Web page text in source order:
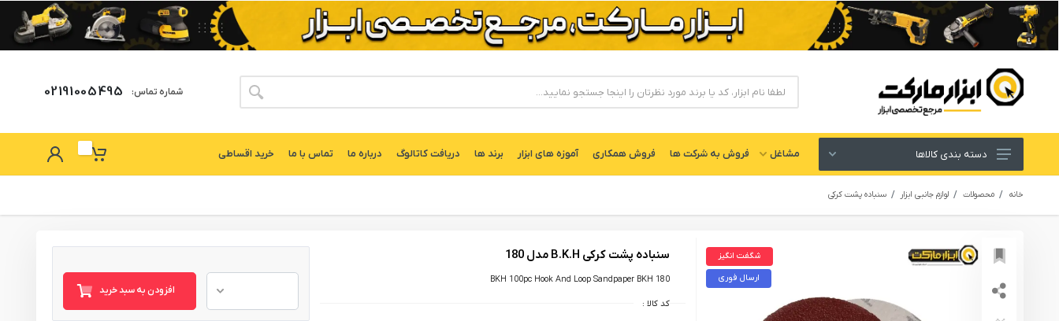
شماره تماس: 02191005495
ابزار های برقی و شارژی
لوازم جانبی ابزار
ابزار های دستی و عمومی
ابزار های بادی یا پنوماتیک
دسته بندی کالاها مشاغل فروش به شركت ها فروش همکاری آموزه های ابزار برند ها دریافت کاتالوگ درباره ما تماس با ما خرید اقساطی
خانه محصولات لوازم جانبی ابزار سنباده پشت کرکی
شگفت انگیز
ارسال فوری
سنباده پشت کرکی B.K.H مدل 180
BKH 100pc Hook And Loop Sandpaper BKH 180
کد کالا :
افزودن به سبد خرید